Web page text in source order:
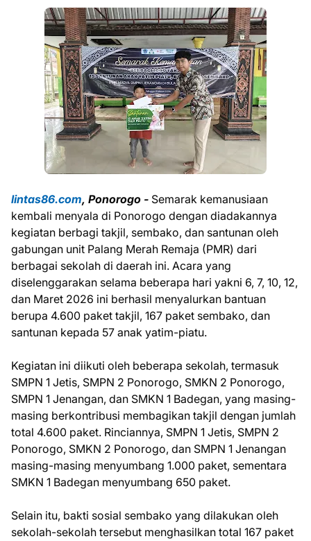
lintas86.com, Ponorogo - Semarak kemanusiaan
kembali menyala di Ponorogo dengan diadakannya
kegiatan berbagi takjil, sembako, dan santunan oleh
gabungan unit Palang Merah Remaja (PMR) dari
berbagai sekolah di daerah ini. Acara yang
diselenggarakan selama beberapa hari yakni 6, 7, 10, 12,
dan Maret 2026 ini berhasil menyalurkan bantuan
berupa 4.600 paket takjil, 167 paket sembako, dan
santunan kepada 57 anak yatim-piatu.
Kegiatan ini diikuti oleh beberapa sekolah, termasuk
SMPN 1 Jetis, SMPN 2 Ponorogo, SMKN 2 Ponorogo,
SMPN 1 Jenangan, dan SMKN 1 Badegan, yang masing-
masing berkontribusi membagikan takjil dengan jumlah
total 4.600 paket. Rinciannya, SMPN 1 Jetis, SMPN 2
Ponorogo, SMKN 2 Ponorogo, dan SMPN 1 Jenangan
masing-masing menyumbang 1.000 paket, sementara
SMKN 1 Badegan menyumbang 650 paket.
Selain itu, bakti sosial sembako yang dilakukan oleh
sekolah-sekolah tersebut menghasilkan total 167 paket